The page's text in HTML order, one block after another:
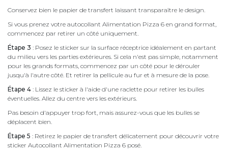
Conservez bien le papier de transfert laissant transparaître le design.
Si vous prenez votre autocollant Alimentation Pizza 6 en grand format,
commencez par retirer un côté uniquement.
Étape 3 : Posez le sticker sur la surface réceptrice idéalement en partant
du milieu vers les parties extérieures. Si cela n'est pas simple, notamment
pour les grands formats, commencez par un côté pour le dérouler
jusqu'à l'autre côté. Et retirer la pellicule au fur et à mesure de la pose.
Étape 4 : Lissez le sticker à l'aide d'une raclette pour retirer les bulles
éventuelles. Allez du centre vers les extérieurs.
Pas besoin d'appuyer trop fort, mais assurez-vous que les bulles se
déplacent bien.
Étape 5 : Retirez le papier de transfert délicatement pour découvrir votre
sticker Autocollant Alimentation Pizza 6 posé.